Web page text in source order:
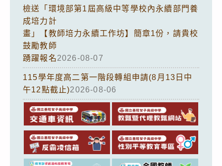
檢送「環境部第1屆高級中等學校內永續部門養
成培力計
畫」【教師培力永續工作坊】簡章1份，請貴校
鼓勵教師
踴躍報名2026-08-07
115學年度高二第一階段轉組申請(8月13日中
午12點截止)2026-08-06